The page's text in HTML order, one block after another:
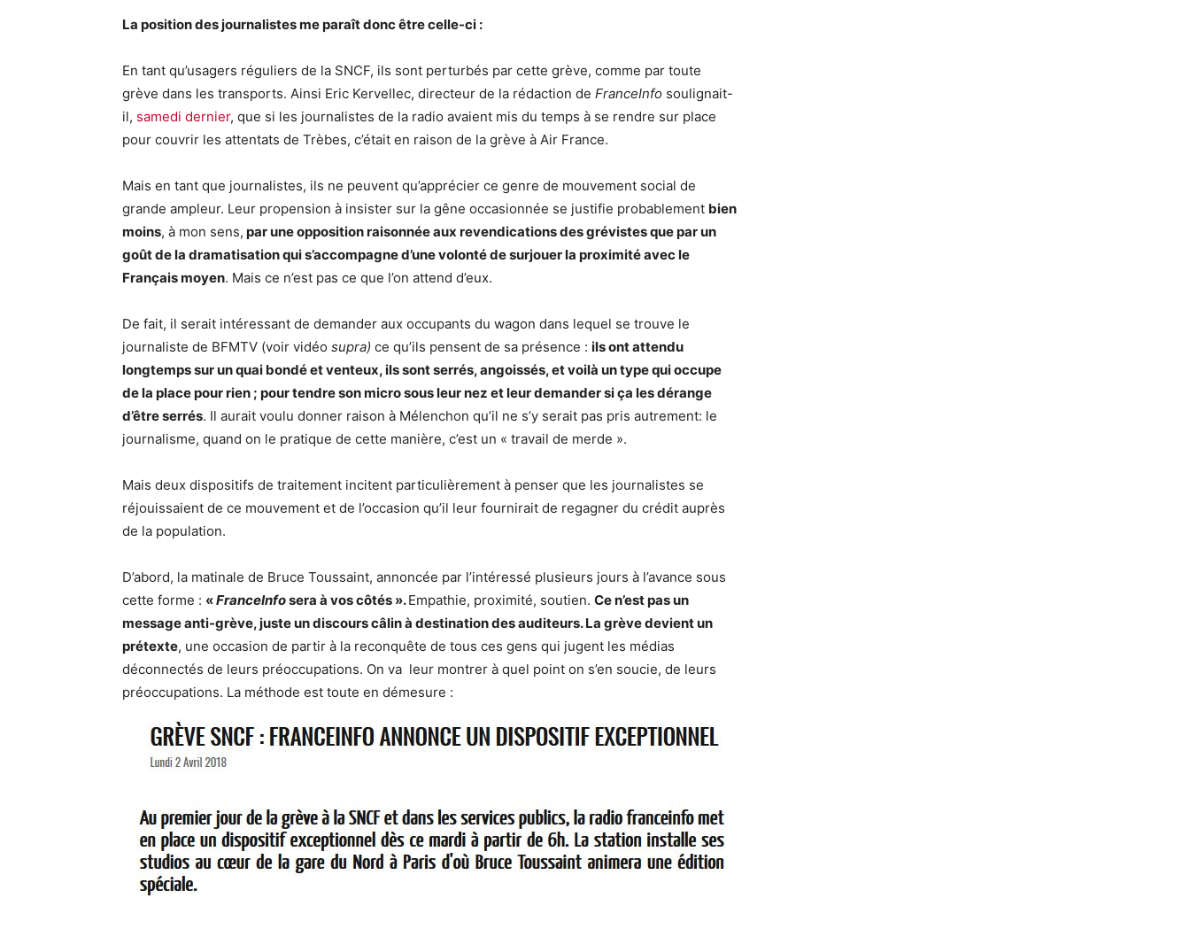
La position des journalistes me paraît donc être celle-ci :
En tant qu’usagers réguliers de la SNCF, ils sont perturbés par cette grève, comme par toute
grève dans les transports. Ainsi Eric Kervellec, directeur de la rédaction de FranceInfo soulignait-
il, samedi dernier, que si les journalistes de la radio avaient mis du temps à se rendre sur place
pour couvrir les attentats de Trèbes, c’était en raison de la grève à Air France.
Mais en tant que journalistes, ils ne peuvent qu’apprécier ce genre de mouvement social de
grande ampleur. Leur propension à insister sur la gêne occasionnée se justifie probablement bien
moins, à mon sens, par une opposition raisonnée aux revendications des grévistes que par un
goût de la dramatisation qui s’accompagne d’une volonté de surjouer la proximité avec le
Français moyen. Mais ce n’est pas ce que l’on attend d’eux.
De fait, il serait intéressant de demander aux occupants du wagon dans lequel se trouve le
journaliste de BFMTV (voir vidéo supra) ce qu’ils pensent de sa présence : ils ont attendu
longtemps sur un quai bondé et venteux, ils sont serrés, angoissés, et voilà un type qui occupe
de la place pour rien ; pour tendre son micro sous leur nez et leur demander si ça les dérange
d’être serrés. Il aurait voulu donner raison à Mélenchon qu’il ne s’y serait pas pris autrement: le
journalisme, quand on le pratique de cette manière, c’est un « travail de merde ».
Mais deux dispositifs de traitement incitent particulièrement à penser que les journalistes se
réjouissaient de ce mouvement et de l’occasion qu’il leur fournirait de regagner du crédit auprès
de la population.
D’abord, la matinale de Bruce Toussaint, annoncée par l’intéressé plusieurs jours à l’avance sous
cette forme : «FranceInfosera à vos côtés ».Empathie, proximité, soutien. Ce n’est pas un
message anti-grève, juste un discours câlin à destination des auditeurs. La grève devient un
prétexte, une occasion de partir à la reconquête de tous ces gens qui jugent les médias
déconnectés de leurs préoccupations. On va leur montrer à quel point on s’en soucie, de leurs
préoccupations. La méthode est toute en démesure :